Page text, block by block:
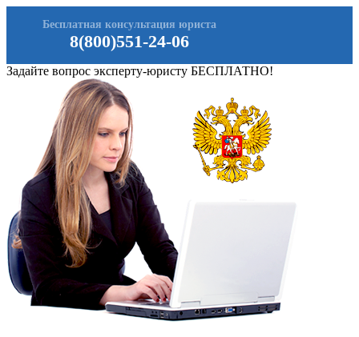
8(800)551-24-06
Бесплатная консультация юриста
Задайте вопрос эксперту-юристу БЕСПЛАТНО!